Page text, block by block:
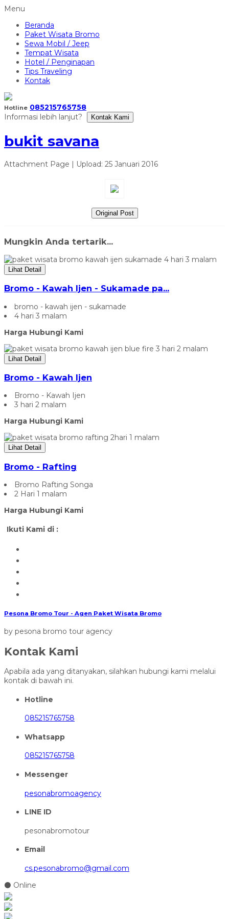
Menu
Beranda
Paket Wisata Bromo
Sewa Mobil / Jeep
Tempat Wisata
Hotel / Penginapan
Tips Traveling
Kontak
Hotline 085215765758
Informasi lebih lanjut?
Kontak Kami
bukit savana
Attachment Page | Upload: 25 Januari 2016
Original Post
Mungkin Anda tertarik...
Lihat Detail
Bromo - Kawah Ijen - Sukamade pa...
bromo - kawah ijen - sukamade
4 hari 3 malam
Harga Hubungi Kami
Lihat Detail
Bromo - Kawah Ijen
Bromo - Kawah Ijen
3 hari 2 malam
Harga Hubungi Kami
Lihat Detail
Bromo - Rafting
Bromo Rafting Songa
2 Hari 1 malam
Harga Hubungi Kami
Ikuti Kami di :
Pesona Bromo Tour - Agen Paket Wisata Bromo
by pesona bromo tour agency
Kontak Kami
Apabila ada yang ditanyakan, silahkan hubungi kami melalui
kontak di bawah ini.
Hotline
085215765758
Whatsapp
085215765758
Messenger
pesonabromoagency
LINE ID
pesonabromotour
Email
cs.pesonabromo@gmail.com
⚫ Online